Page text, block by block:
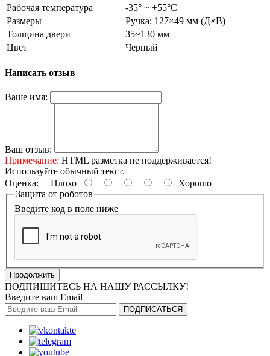
Рабочая температура
-35° ~ +55°С
Размеры
Ручка: 127×49 мм (Д×В)
Толщина двери
35~130 мм
Цвет
Черный
Написать отзыв
Ваше имя:
Ваш отзыв:
Примечание: HTML разметка не поддерживается!
Используйте обычный текст.
Оценка: Плохо
Хорошо
Защита от роботов
Введите код в поле ниже
Продолжить
ПОДПИШИТЕСЬ НА НАШУ РАССЫЛКУ!
Введите ваш Email
ПОДПИСАТЬСЯ